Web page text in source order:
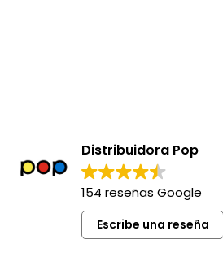
Distribuidora Pop
154 reseñas Google
Escribe una reseña
Excelente siempre !